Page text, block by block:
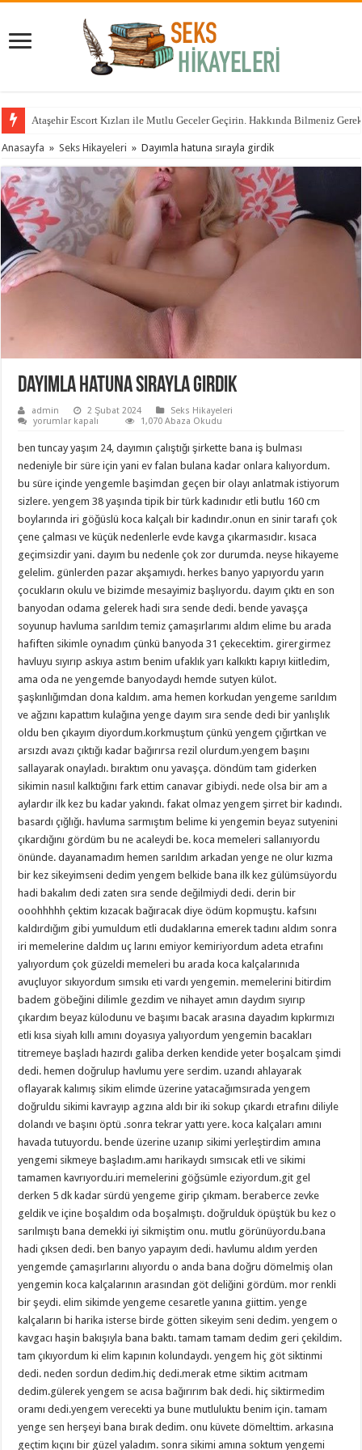
Ataşehir Escort Kızları ile Mutlu Geceler Geçirin. Hakkında Bilmeniz
Anasayfa » Seks Hikayeleri » Dayımla hatuna sırayla girdik
Dayımla hatuna sırayla girdik
admin 2 Şubat 2024
Seks Hikayeleri
Dayımla
girdik
için
yorumlar kapalı 1,070 Abaza Okudu
ben tuncay yaşım 24, dayımın çalıştığı şirkette bana iş bulması
nedeniyle bir süre için yani ev falan bulana kadar onlara kalıyordum.
bu süre içinde yengemle başimdan geçen bir olayı anlatmak istiyorum
sizlere. yengem 38 yaşında tipik bir türk kadınıdır etli butlu 160 cm
boylarında iri göğüslü koca kalçalı bir kadındır.onun en sinir tarafı çok
çene çalması ve küçük nedenlerle evde kavga çıkarmasıdır. kısaca
geçimsizdir yani. dayım bu nedenle çok zor durumda. neyse hikayeme
gelelim. günlerden pazar akşamıydı. herkes banyo yapıyordu yarın
çocukların okulu ve bizimde mesayimiz başlıyordu. dayım çıktı en son
banyodan odama gelerek hadi sıra sende dedi. bende yavaşça
soyunup havluma sarıldım temiz çamaşırlarımı aldım elime bu arada
hafiften sikimle oynadım çünkü banyoda 31 çekecektim. girergirmez
havluyu sıyırıp askıya astım benim ufaklık yarı kalkıktı kapıyı kiitledim,
ama oda ne yengemde banyodaydı hemde sutyen külot.
şaşkınlığımdan dona kaldım. ama hemen korkudan yengeme sarıldım
ve ağzını kapattım kulağına yenge dayım sıra sende dedi bir yanlışlık
oldu ben çıkayım diyordum.korkmuştum çünkü yengem çığırtkan ve
arsızdı avazı çıktığı kadar bağırırsa rezil olurdum.yengem başını
sallayarak onayladı. bıraktım onu yavaşça. döndüm tam giderken
sikimin nasııl kalktığını fark ettim canavar gibiydi. nede olsa bir am a
aylardır ilk kez bu kadar yakındı. fakat olmaz yengem şirret bir kadındı.
basardı çığlığı. havluma sarmıştım belime ki yengemin beyaz sutyenini
çıkardığını gördüm bu ne acaleydi be. koca memeleri sallanıyordu
önünde. dayanamadım hemen sarıldım arkadan yenge ne olur kızma
bir kez sikeyimseni dedim yengem belkide bana ilk kez gülümsüyordu
hadi bakalım dedi zaten sıra sende değilmiydi dedi. derin bir
ooohhhhh çektim kızacak bağıracak diye ödüm kopmuştu. kafsını
kaldırdığım gibi yumuldum etli dudaklarına emerek tadını aldım sonra
iri memelerine daldım uç larını emiyor kemiriyordum adeta etrafını
yalıyordum çok güzeldi memeleri bu arada koca kalçalarınıda
avuçluyor sıkıyordum sımsıkı eti vardı yengemin. memelerini bitirdim
badem göbeğini dilimle gezdim ve nihayet amın daydım sıyırıp
çıkardım beyaz külodunu ve başımı bacak arasına dayadım kıpkırmızı
etli kısa siyah kıllı amını doyasıya yalıyordum yengemin bacakları
titremeye başladı hazırdı galiba derken kendide yeter boşalcam şimdi
dedi. hemen doğrulup havlumu yere serdim. uzandı ahlayarak
oflayarak kalımış sikim elimde üzerine yatacağımsırada yengem
doğruldu sikimi kavrayıp agzına aldı bir iki sokup çıkardı etrafını diliyle
dolandı ve başını öptü .sonra tekrar yattı yere. koca kalçaları amını
havada tutuyordu. bende üzerine uzanıp sikimi yerleştirdim amına
yengemi sikmeye başladım.amı harikaydı sımsıcak etli ve sikimi
tamamen kavrıyordu.iri memelerini göğsümle eziyordum.git gel
derken 5 dk kadar sürdü yengeme girip çıkmam. beraberce zevke
geldik ve içine boşaldım oda boşalmıştı. doğrulduk öpüştük bu kez o
sarılmıştı bana demekki iyi sikmiştim onu. mutlu görünüyordu.bana
hadi çıksen dedi. ben banyo yapayım dedi. havlumu aldım yerden
yengemde çamaşırlarını alıyordu o anda bana doğru dömelmiş olan
yengemin koca kalçalarının arasından göt deliğini gördüm. mor renkli
bir şeydi. elim sikimde yengeme cesaretle yanına giittim. yenge
kalçaların bi harika isterse birde götten sikeyim seni dedim. yengem o
kavgacı haşin bakışıyla bana baktı. tamam tamam dedim geri çekildim.
tam çıkıyordum ki elim kapının kolundaydı. yengem hiç göt siktinmi
dedi. neden sordun dedim.hiç dedi.merak etme siktim acıtmam
dedim.gülerek yengem se acısa bağırırım bak dedi. hiç siktirmedim
oramı dedi.yengem verecekti ya bune mutluluktu benim için. tamam
yenge sen herşeyi bana bırak dedim. onu küvete dömelttim. arkasına
geçtim kıçını bir güzel yaladım. sonra sikimi amına soktum yengemi